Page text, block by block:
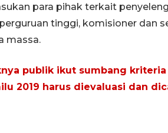
para pihak terkait
tinggi, komisioner dan
massa.
publik ikut sumbang
2019 harus dievaluasi dan